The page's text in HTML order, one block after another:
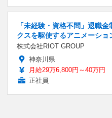
「未経験・資格不問」退職
クスを駆使するアニメーショ
株式会社RIOT GROUP
神奈川県
月給29万6,800円～40万円
正社員